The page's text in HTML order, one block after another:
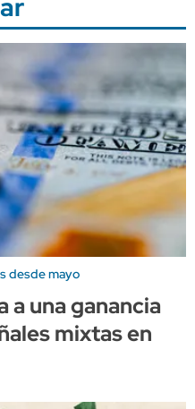
desde mayo
a una ganancia
mixtas en